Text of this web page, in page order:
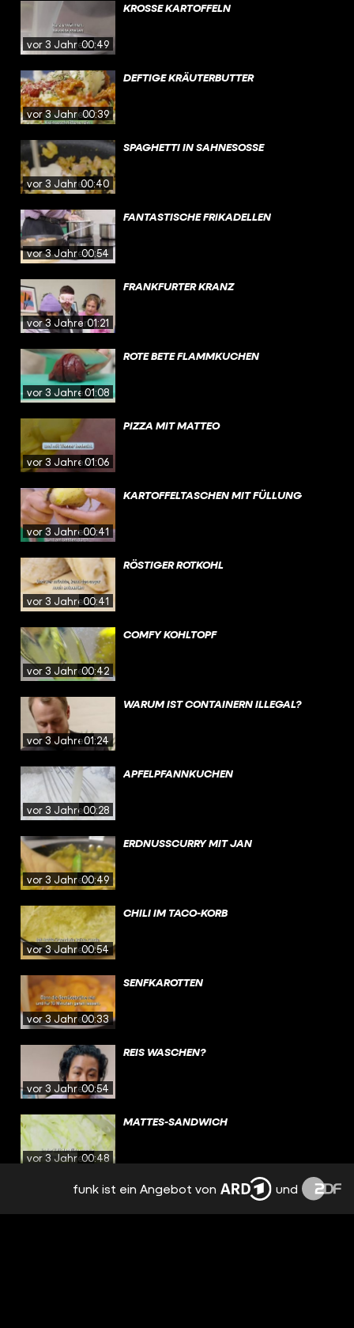
vor 3 Jahren00:49
KROSSE KARTOFFELN
vor 3 Jahren00:39
DEFTIGE KRÄUTERBUTTER
vor 3 Jahren00:40
SPAGHETTI IN SAHNESOSSE
vor 3 Jahren00:54
FANTASTISCHE FRIKADELLEN
vor 3 Jahren01:21
FRANKFURTER KRANZ
vor 3 Jahren01:08
ROTE BETE FLAMMKUCHEN
vor 3 Jahren01:06
PIZZA MIT MATTEO
vor 3 Jahren00:41
KARTOFFELTASCHEN MIT FÜLLUNG
vor 3 Jahren00:41
RÖSTIGER ROTKOHL
vor 3 Jahren00:42
COMFY KOHLTOPF
vor 3 Jahren01:24
WARUM IST CONTAINERN ILLEGAL?
vor 3 Jahren00:28
APFELPFANNKUCHEN
vor 3 Jahren00:49
ERDNUSSCURRY MIT JAN
vor 3 Jahren00:54
CHILI IM TACO-KORB
vor 3 Jahren00:33
SENFKAROTTEN
vor 3 Jahren00:54
REIS WASCHEN?
vor 3 Jahren00:48
MATTES-SANDWICH
DEFTIGE SCHUPFNUDELN
funk ist ein Angebot von und